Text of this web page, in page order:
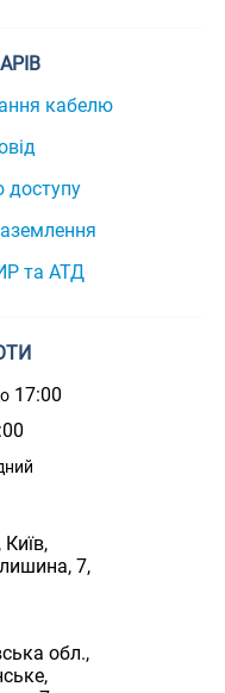
кабелю
доступу
та АТД
17:00
7,
обл.,